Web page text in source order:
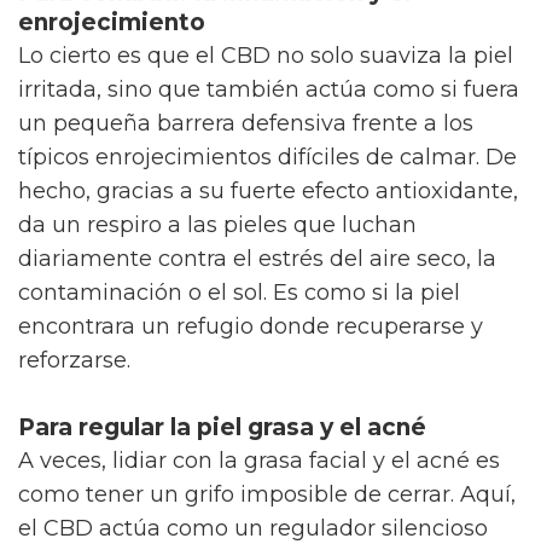
enrojecimiento
Lo cierto es que el CBD no solo suaviza la piel
irritada, sino que también actúa como si fuera
un pequeña barrera defensiva frente a los
típicos enrojecimientos difíciles de calmar. De
hecho, gracias a su fuerte efecto antioxidante,
da un respiro a las pieles que luchan
diariamente contra el estrés del aire seco, la
contaminación o el sol. Es como si la piel
encontrara un refugio donde recuperarse y
reforzarse.
Para regular la piel grasa y el acné
A veces, lidiar con la grasa facial y el acné es
como tener un grifo imposible de cerrar. Aquí,
el CBD actúa como un regulador silencioso